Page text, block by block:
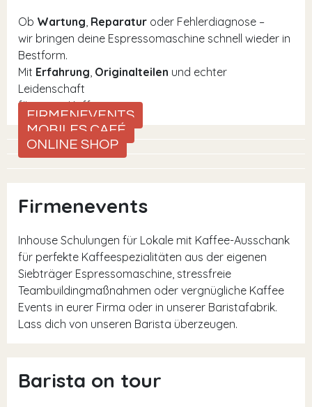
Ob Wartung, Reparatur oder Fehlerdiagnose –
wir bringen deine Espressomaschine schnell wieder in
Bestform.
Mit Erfahrung, Originalteilen und echter
Leidenschaft
für guten Kaffee.
FIRMENEVENTS
MOBILES CAFÉ
ONLINE SHOP
Firmenevents
Inhouse Schulungen für Lokale mit Kaffee-Ausschank
für perfekte Kaffeespezialitäten aus der eigenen
Siebträger Espressomaschine, stressfreie
Teambuildingmaßnahmen oder vergnügliche Kaffee
Events in eurer Firma oder in unserer Baristafabrik.
Lass dich von unseren Barista überzeugen.
Barista on tour